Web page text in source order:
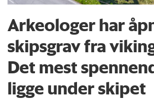
Arkeologer har
skipsgrav fra
Det mest
ligge under skipet